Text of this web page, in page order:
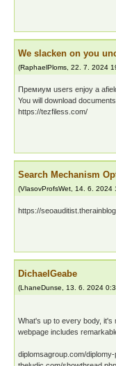
We slacken on you
(RaphaelPloms 22. 7. 2024
Премиум users enjoy a
You will download
https://tezfiless.com/
Search Mechanism
(VlasovProfsWet 14. 6. 2024
https://
DichaelGeabe
(LhaneDunse 13. 6. 2024
What's up to every body, it's
webpage includes
diplomsagroup.com/